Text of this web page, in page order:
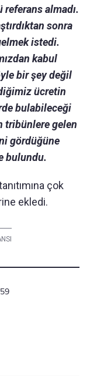
almadı.
sonra
istedi.
kabul
bir şey değil
ücretin
bulabileceği
tribünlere gelen
gördüğüne
bulundu.
çok
ekledi.